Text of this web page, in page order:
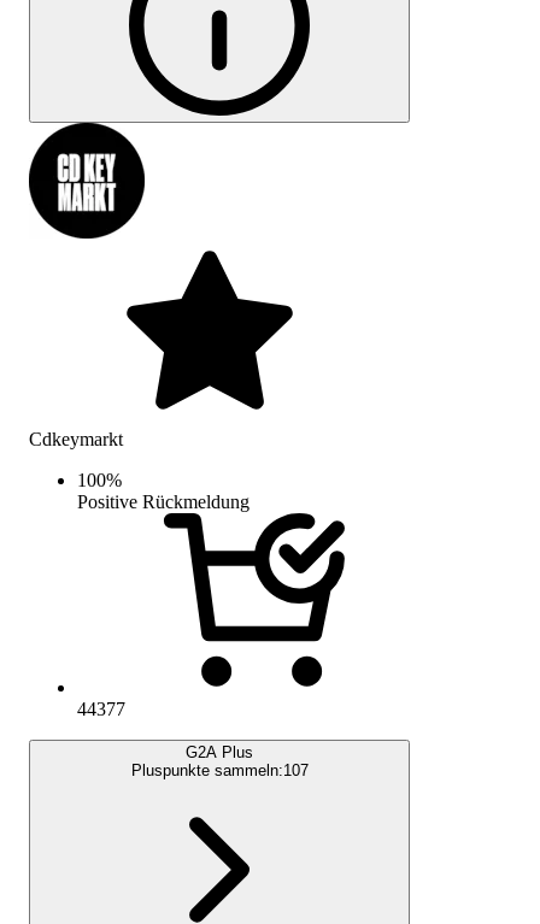
Cdkeymarkt
100%
Positive Rückmeldung
44377
G2A Plus
Pluspunkte sammeln:107